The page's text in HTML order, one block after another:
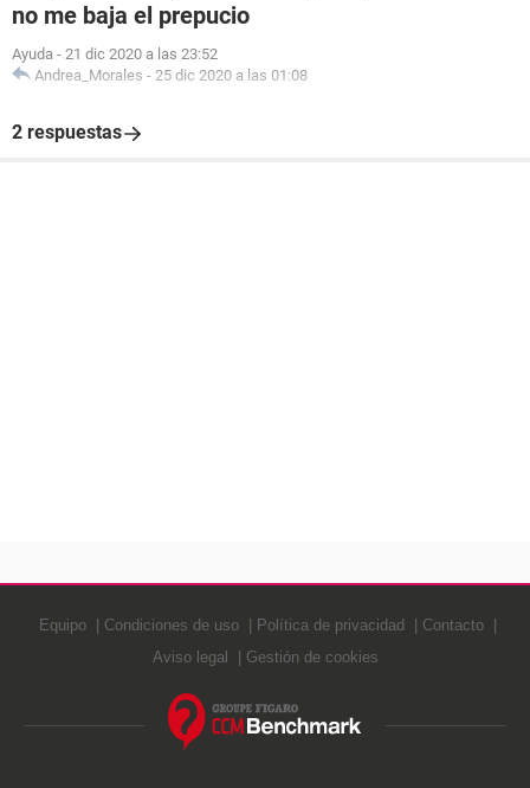
no me baja el prepucio
Ayuda - 21 dic 2020 a las 23:52
Andrea_Morales - 25 dic 2020 a las 01:08
2 respuestas
Equipo Condiciones de uso Política de privacidad
Contacto
Aviso legal
Gestión de cookies